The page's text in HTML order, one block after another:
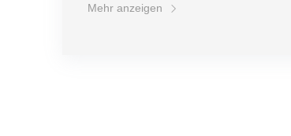
Mehr anzeigen